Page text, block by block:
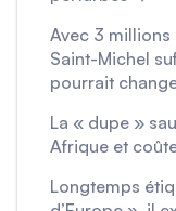
Avec 3 millions
Saint-Michel
pourrait
La « dupe »
Afrique et
Longtemps